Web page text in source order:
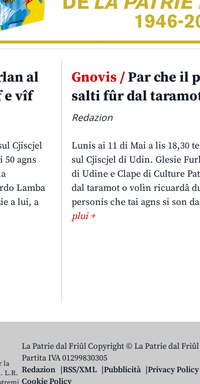
al
e vîf
Cjiscjel
50 agns
Lamba
a lui, a
Gnovis /Par che il
salti fûr dal
Redazion
Lunis ai 11 di Mai a lis 18,30
sul Cjiscjel di Udin. Glesie
di Udine e Clape di Culture
dal taramot o volìn ricuardâ
personis che tai agns si son
plui +
La Patrie dal Friûl Copyright © La Patrie dal Friûl
Partita IVA 01299830305
Redazion
RSS/XML Pubblicità
Privacy Policy
Cookie Policy
la
L.R.